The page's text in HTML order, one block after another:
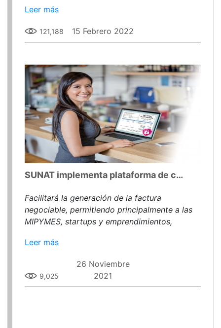
Leer más
121,188 15 Febrero 2022
SUNAT implementa plataforma de confirmación de facturas y recibos por honorarios electrónicos al crédito
Facilitará la generación de la factura
negociable, permitiendo principalmente a las
MIPYMES, startups y emprendimientos,
Leer más
9,025
26 Noviembre
2021